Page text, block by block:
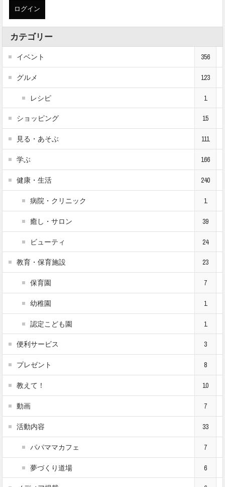
カテゴリー
イベント 356
グルメ 123
レシピ 1
ショッピング 15
見る・あそぶ 111
学ぶ 166
健康・生活 240
病院・クリニック 1
癒し・サロン 39
ビューティ 24
教育・保育施設 23
保育園 7
幼稚園 1
認定こども園 1
便利サービス 3
プレゼント 8
教えて！ 10
動画 7
活動内容 33
パパママカフェ 7
夢づくり道場 6